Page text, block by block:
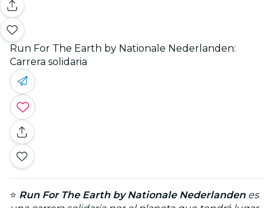
Run For The Earth by Nationale Nederlanden:
Carrera solidaria
⭐️ Run For The Earth by Nationale Nederlanden es